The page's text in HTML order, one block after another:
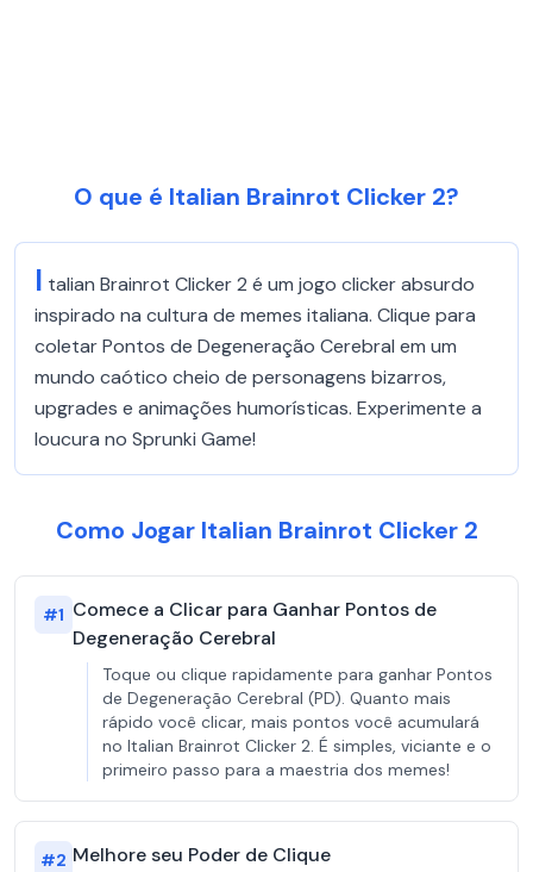
O que é Italian Brainrot Clicker 2?
I talian Brainrot Clicker 2 é um jogo clicker absurdo
inspirado na cultura de memes italiana. Clique para
coletar Pontos de Degeneração Cerebral em um
mundo caótico cheio de personagens bizarros,
upgrades e animações humorísticas. Experimente a
loucura no Sprunki Game!
Como Jogar Italian Brainrot Clicker 2
#1 Comece a Clicar para Ganhar Pontos de
Degeneração Cerebral
Toque ou clique rapidamente para ganhar Pontos
de Degeneração Cerebral (PD). Quanto mais
rápido você clicar, mais pontos você acumulará
no Italian Brainrot Clicker 2. É simples, viciante e o
primeiro passo para a maestria dos memes!
#2 Melhore seu Poder de Clique